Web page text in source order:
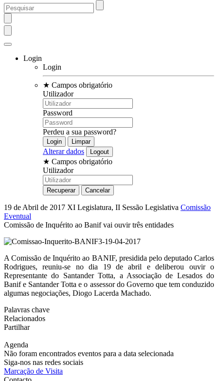
Login
Login
★ Campos obrigatório
Utilizador
Password
Perdeu a sua password?
Alterar dados
★ Campos obrigatório
Utilizador
19 de Abril de 2017 XI Legislatura, II Sessão Legislativa Comissão
Eventual
Comissão de Inquérito ao Banif vai ouvir três entidades
A Comissão de Inquérito ao BANIF, presidida pelo deputado Carlos
Rodrigues, reuniu-se no dia 19 de abril e deliberou ouvir o
Representante do Santander Totta, a Associação de Lesados do
Banif e Santander Totta e o assessor do Governo que tem conduzido
algumas negociações, Diogo Lacerda Machado.
Palavras chave
Relacionados
Partilhar
Agenda
Não foram encontrados eventos para a data selecionada
Siga-nos nas redes sociais
Marcação de Visita